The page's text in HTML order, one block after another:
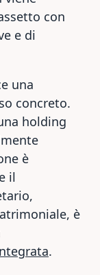
con
e di
una
concreto.
holding
è
il
è
.